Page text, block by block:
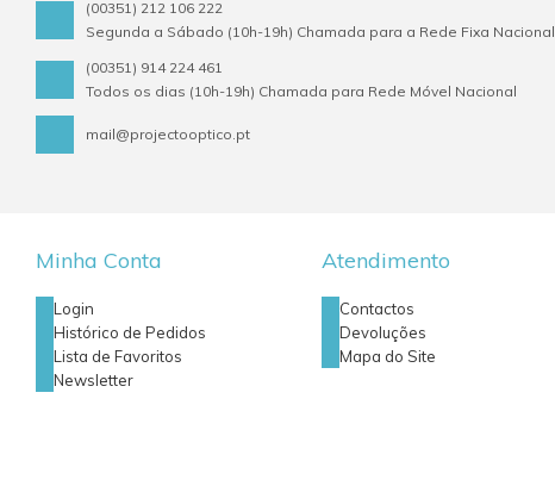
(00351) 212 106 222
Segunda a Sábado (10h-19h) Chamada para a Rede Fixa Nacional
(00351) 914 224 461
Todos os dias (10h-19h) Chamada para Rede Móvel Nacional
mail@projectooptico.pt
Minha Conta
Login
Histórico de Pedidos
Lista de Favoritos
Newsletter
Atendimento
Contactos
Devoluções
Mapa do Site